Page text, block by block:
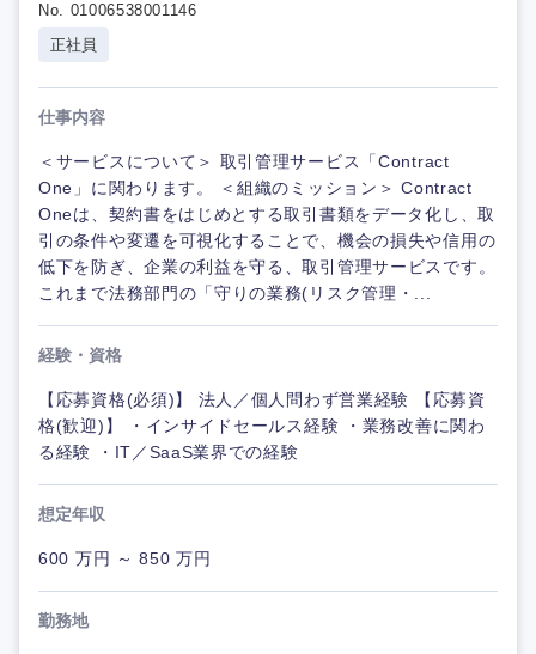
No. 01006538001146
正社員
仕事内容
＜サービスについて＞ 取引管理サービス「Contract
One」に関わります。 ＜組織のミッション＞ Contract
Oneは、契約書をはじめとする取引書類をデータ化し、取
引の条件や変遷を可視化することで、機会の損失や信用の
低下を防ぎ、企業の利益を守る、取引管理サービスです。
これまで法務部門の「守りの業務(リスク管理・...
経験・資格
【応募資格(必須)】 法人／個人問わず営業経験 【応募資
格(歓迎)】 ・インサイドセールス経験 ・業務改善に関わ
る経験 ・IT／SaaS業界での経験
想定年収
600 万円 ～ 850 万円
勤務地